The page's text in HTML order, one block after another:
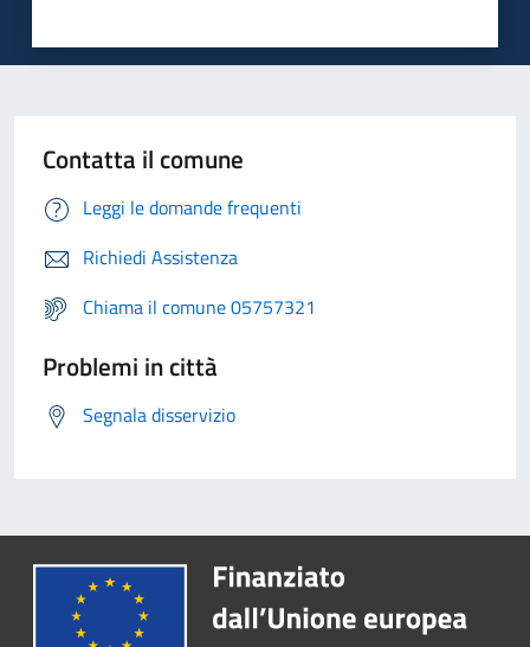
Contatta il comune
Leggi le domande frequenti
Richiedi Assistenza
Chiama il comune 05757321
Problemi in città
Segnala disservizio